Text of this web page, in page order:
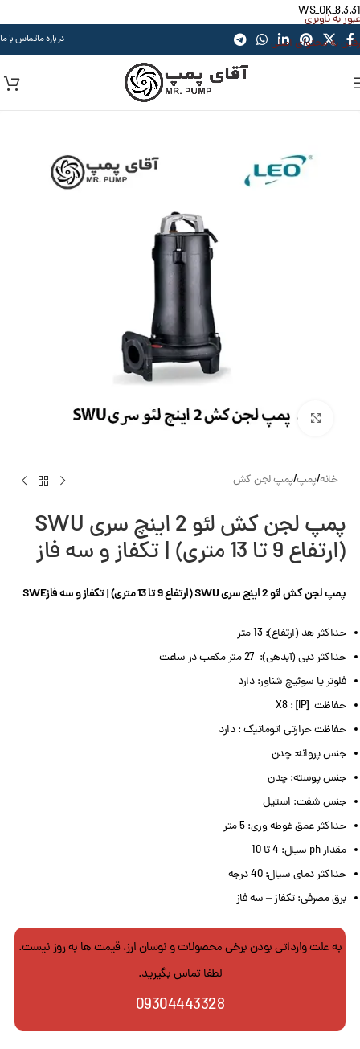
WS_OK_8.3.31
عبور به ناوبری
رفتن به محتوای اصلی
درباره ماتماس با ما
بزرگنمایی تصویر
خانه/پمپ/پمپ لجن کش
پمپ لجن کش لئو 2 اینچ سری SWU
(ارتفاع 9 تا 13 متری) | تکفاز و سه فاز
پمپ لجن کش لئو 2 اینچ سری SWU (ارتفاع 9 تا 13 متری) | تکفاز و سه فازSWE
حداکثر هد (ارتفاع): 13 متر
حداکثر دبی (آبدهی): 27 متر مکعب در ساعت
فلوتر یا سوئیچ شناور: دارد
حفاظت [IP] : X8
حفاظت حرارتی اتوماتیک : دارد
جنس پروانه: چدن
جنس پوسته: چدن
جنس شفت: استیل
حداکثر عمق غوطه وری: 5 متر
مقدار ph سیال: 4 تا 10
حداکثر دمای سیال: 40 درجه
برق مصرفی: تکفاز – سه فاز
به علت وارداتی بودن برخی محصولات و نوسان ارز، قیمت ها به روز نیست.
لطفا تماس بگیرید.
09304443328